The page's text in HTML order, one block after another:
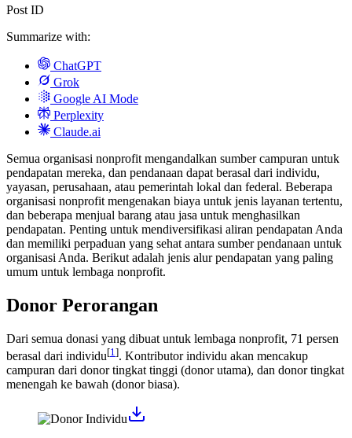
Post ID
Summarize with:
ChatGPT
Grok
Google AI Mode
Perplexity
Claude.ai
Semua organisasi nonprofit mengandalkan sumber campuran untuk
pendapatan mereka, dan pendanaan dapat berasal dari individu,
yayasan, perusahaan, atau pemerintah lokal dan federal. Beberapa
organisasi nonprofit mengenakan biaya untuk jenis layanan tertentu,
dan beberapa menjual barang atau jasa untuk menghasilkan
pendapatan. Penting untuk mendiversifikasi aliran pendapatan Anda
dan memiliki perpaduan yang sehat antara sumber pendanaan untuk
organisasi Anda. Berikut adalah jenis alur pendapatan yang paling
umum untuk lembaga nonprofit.
Donor Perorangan
Dari semua donasi yang dibuat untuk lembaga nonprofit, 71 persen
berasal dari individu[1 ]. Kontributor individu akan mencakup
campuran dari donor tingkat tinggi (donor utama), dan donor tingkat
menengah ke bawah (donor biasa).